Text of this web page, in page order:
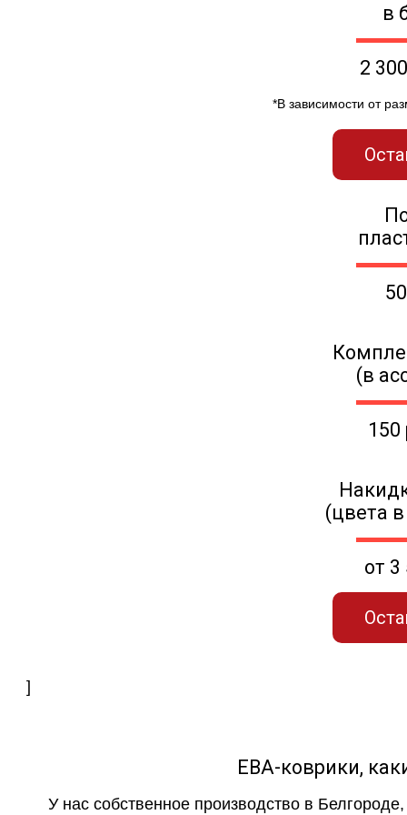
в
2
*В зависимости от
(в
(цвета
от 3
]
ЕВА-коврики,
У нас собственное производство в